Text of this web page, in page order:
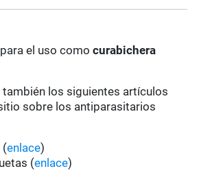
para el uso comocurabichera
también los siguientes artículos
sobre los antiparasitarios
(enlace)
(enlace)